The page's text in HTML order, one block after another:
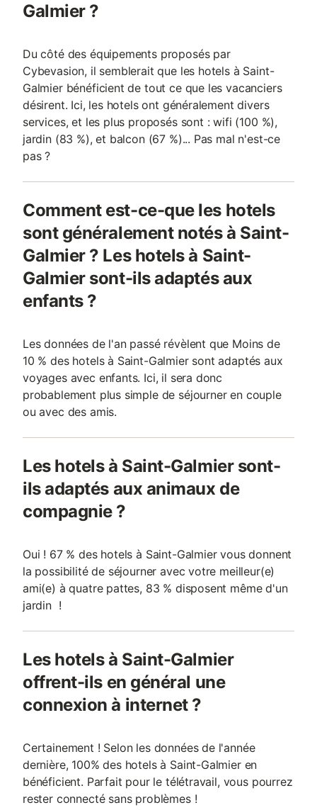
Galmier ?
Du côté des équipements proposés par
Cybevasion, il semblerait que les hotels à Saint-
Galmier bénéficient de tout ce que les vacanciers
désirent. Ici, les hotels ont généralement divers
services, et les plus proposés sont : wifi (100 %),
jardin (83 %), et balcon (67 %)... Pas mal n'est-ce
pas ?
Comment est-ce-que les hotels
sont généralement notés à Saint-
Galmier ? Les hotels à Saint-
Galmier sont-ils adaptés aux
enfants ?
Les données de l'an passé révèlent que Moins de
10 % des hotels à Saint-Galmier sont adaptés aux
voyages avec enfants. Ici, il sera donc
probablement plus simple de séjourner en couple
ou avec des amis.
Les hotels à Saint-Galmier sont-
ils adaptés aux animaux de
compagnie ?
Oui ! 67 % des hotels à Saint-Galmier vous donnent
la possibilité de séjourner avec votre meilleur(e)
ami(e) à quatre pattes, 83 % disposent même d'un
jardin !
Les hotels à Saint-Galmier
offrent-ils en général une
connexion à internet ?
Certainement ! Selon les données de l'année
dernière, 100% des hotels à Saint-Galmier en
bénéficient. Parfait pour le télétravail, vous pourrez
rester connecté sans problèmes !